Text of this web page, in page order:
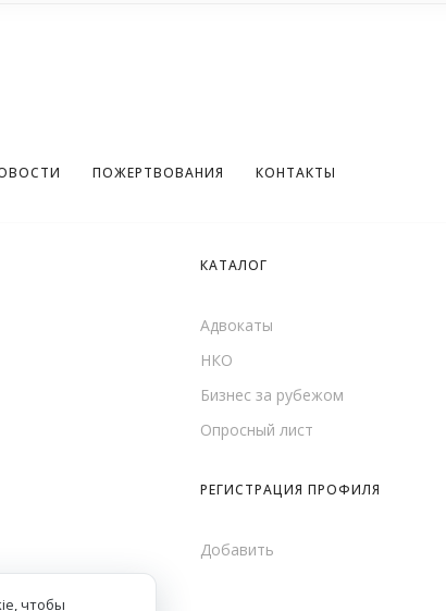
ПОЖЕРТВОВАНИЯ КОНТАКТЫ
КАТАЛОГ
Адвокаты
НКО
Бизнес за рубежом
Опросный лист
РЕГИСТРАЦИЯ ПРОФИЛЯ
Добавить
чтобы